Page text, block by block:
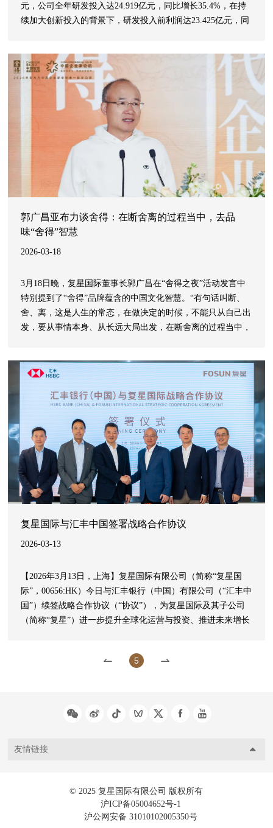
元，公司全年研发投入达24.919亿元，同比增长35.4%，在持
续加大创新投入的背景下，研发投入前利润达23.425亿元，同
量增长能力。
郭广昌亚布力谈舍得：在断舍离的过程当中，去品
味“舍得”智慧
2026-03-18
3月18日晚，复星国际董事长郭广昌在“舍得之夜”活动发言中
特别提到了“舍得”品牌蕴含的中国文化智慧。“有句话叫断、
舍、离，这是人生的常态，在做决定的时候，不能只从自己出
发，要从事情本身、从长远大局出发，在断舍离的过程当中，
复星国际与汇丰中国签署战略合作协议
2026-03-13
【2026年3月13日，上海】复星国际有限公司（简称“复星国
际”，00656:HK）今日与汇丰银行（中国）有限公司（“汇丰中
国”）续签战略合作协议（“协议”），为复星国际及其子公司
（简称“复星”）进一步提升全球化运营与投资、推进未来增长
5
友情链接
© 2025 复星国际有限公司 版权所有
沪ICP备05004652号-1
沪公网安备 31010102005350号